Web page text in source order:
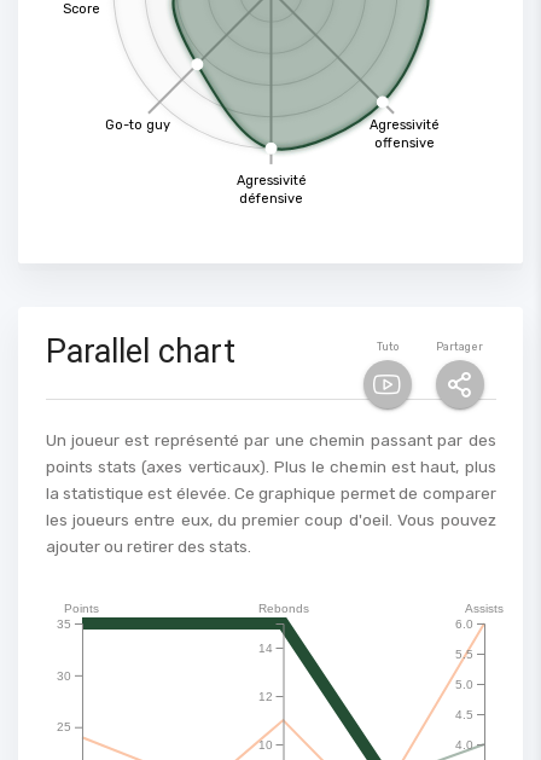
Agressivité
offensive
Agressivité
défensive
Go-to guy
Score
Partager
Tuto
Parallel chart
Un joueur est représenté par une chemin passant par des
points stats (axes verticaux). Plus le chemin est haut, plus
la statistique est élevée. Ce graphique permet de comparer
les joueurs entre eux, du premier coup d'oeil. Vous pouvez
ajouter ou retirer des stats.
25
30
35
Points
10
12
14
Rebonds
4.0
4.5
5.0
5.5
6.0
Assists